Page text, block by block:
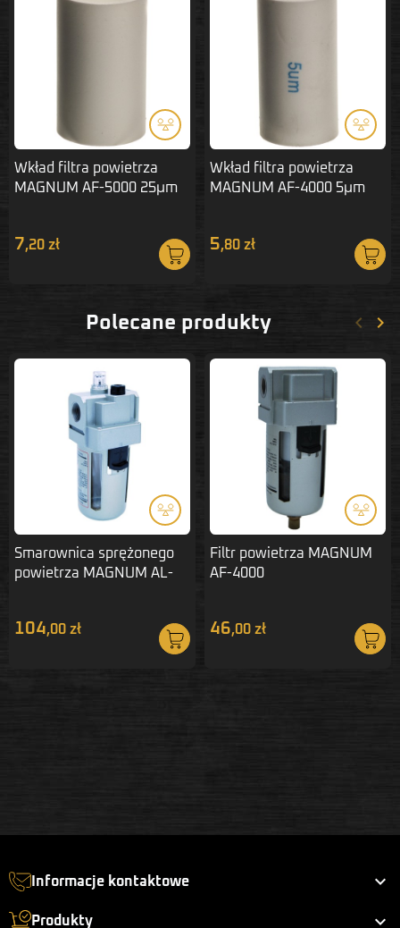
Wkład filtra powietrza
MAGNUM AF-5000 25μm
7,20 zł
Wkład filtra powietrza
MAGNUM AF-4000 5μm
5,80 zł
Polecane produkty keyboard_arrow_left keyboard_arrow_right
Smarownica sprężonego
powietrza MAGNUM AL-
104,00 zł
Filtr powietrza MAGNUM
AF-4000
46,00 zł
Informacje kontaktowe 
Produkty 